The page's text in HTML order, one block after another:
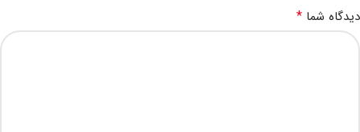
دیدگاه شما *